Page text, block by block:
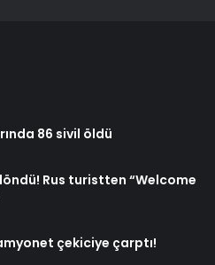
86 sivil öldü
Rus turistten “Welcome
çekiciye çarptı!